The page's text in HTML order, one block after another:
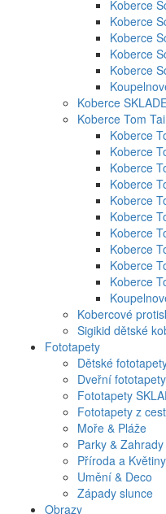
Koberce
Koberce
Koberce
Koberce
Koberce
Koberce
Koberce Tom
Koberce
Koberce
Koberce
Koberce
Koberce
Koberce
Koberce
Koberce
Koberce
Koberce
Kobercové
Sigikid dětské
Fototapety
Dětské
Dveřní fototapety
Fototapety
Fototapety z cest
Moře & Pláže
Parky & Zahrady
Příroda a Květiny
Umění & Deco
Západy slunce
Obrazy